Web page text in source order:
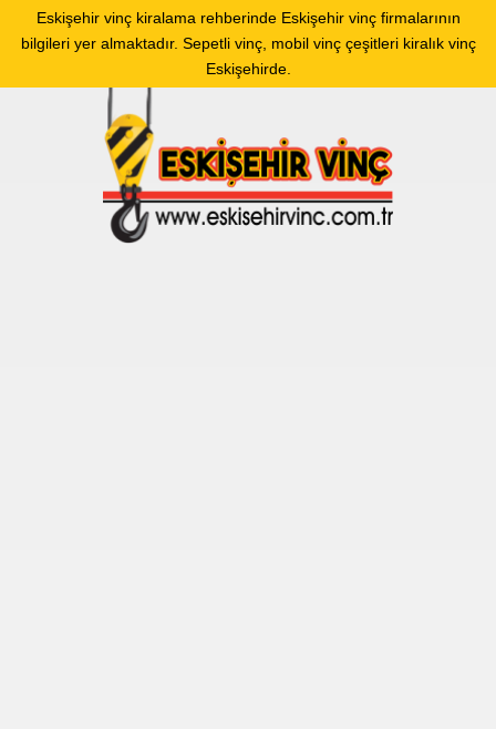
Eskişehir vinç kiralama rehberinde Eskişehir vinç firmalarının
bilgileri yer almaktadır. Sepetli vinç, mobil vinç çeşitleri kiralık vinç
Eskişehirde.